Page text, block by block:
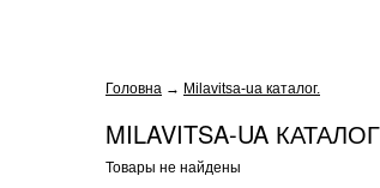
Головна → Milavitsa-ua каталог.
MILAVITSA-UA
Товары не найдены